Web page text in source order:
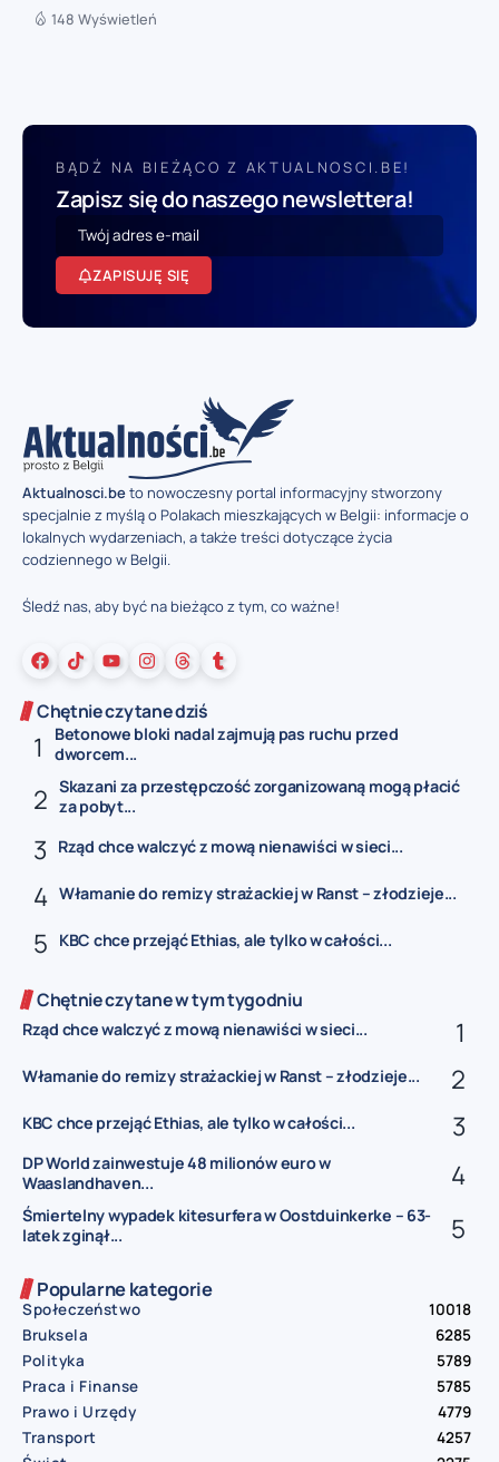
148 Wyświetleń
BĄDŹ NA BIEŻĄCO Z AKTUALNOSCI.BE!
Zapisz się do naszego newslettera!
ZAPISUJĘ SIĘ
Aktualnosci.beto nowoczesny portal informacyjny stworzony
specjalnie z myślą o Polakach mieszkających w Belgii: informacje o
lokalnych wydarzeniach, a także treści dotyczące życia
codziennego w Belgii.
Śledź nas, aby być na bieżąco z tym, co ważne!
Chętnie czytane dziś
Betonowe bloki nadal zajmują pas ruchu przed
dworcem...
Skazani za przestępczość zorganizowaną mogą płacić
za pobyt...
Rząd chce walczyć z mową nienawiści w sieci...
Włamanie do remizy strażackiej w Ranst – złodzieje...
KBC chce przejąć Ethias, ale tylko w całości...
Chętnie czytane w tym tygodniu
Rząd chce walczyć z mową nienawiści w sieci...
Włamanie do remizy strażackiej w Ranst – złodzieje...
KBC chce przejąć Ethias, ale tylko w całości...
DP World zainwestuje 48 milionów euro w
Waaslandhaven...
Śmiertelny wypadek kitesurfera w Oostduinkerke – 63-
latek zginął...
Popularne kategorie
Społeczeństwo
10018
Bruksela
6285
Polityka
5789
Praca i Finanse
5785
Prawo i Urzędy
4779
Transport
4257